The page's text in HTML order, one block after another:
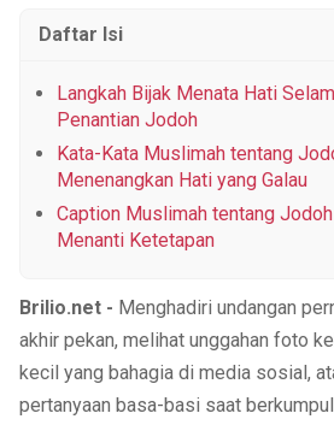
Daftar Isi
Langkah Bijak Menata Hati
Penantian Jodoh
Kata-Kata Muslimah tentang
Menenangkan Hati yang Galau
Caption Muslimah tentang
Menanti Ketetapan
Brilio.net - Menghadiri undangan
akhir pekan, melihat unggahan foto
kecil yang bahagia di media sosial,
pertanyaan basa-basi saat